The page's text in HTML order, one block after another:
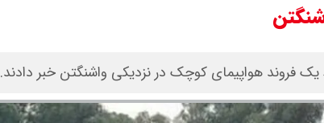
فروند هواپیمای کوچک در نزدیکی واشنگتن خبر دادند.